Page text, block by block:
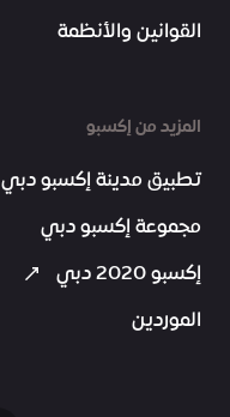
القوانين والأنظمة
المزيد من إكسبو
تطبيق مدينة إكسبو دبي
مجموعة إكسبو دبي
إكسبو 2020 دبي
الموردين